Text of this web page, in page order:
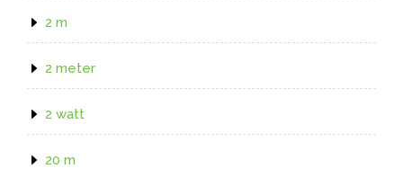
2 m
2 meter
2 watt
20 m